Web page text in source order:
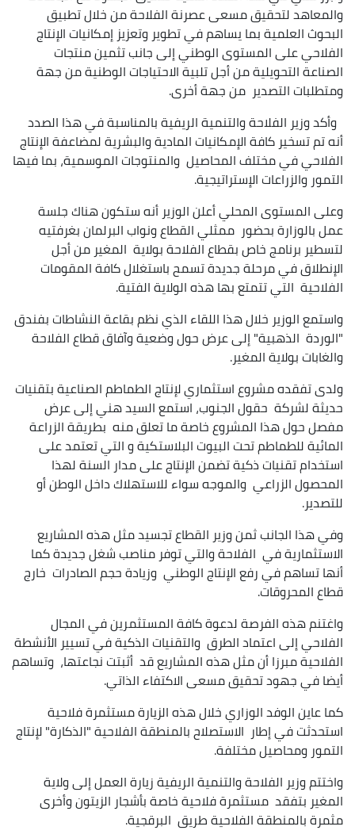
والمعاهد لتحقيق مسعى عصرنة الفلاحة من خلال تطبيق
البحوث العلمية بما يساهم في تطوير وتعزيز إمكانيات الإنتاج
الفلاحي على المستوى الوطني إلى جانب تثمين منتجات
الصناعة التحويلية من أجل تلبية الاحتياجات الوطنية من جهة
ومتطلبات التصدير من جهة أخرى.
وأكد وزير الفلاحة والتنمية الريفية بالمناسبة في هذا الصدد
أنه تم تسخير كافة الإمكانيات المادية والبشرية لمضاعفة الإنتاج
الفلاحي في مختلف المحاصيل والمنتوجات الموسمية، بما فيها
التمور والزراعات الإستراتيجية.
وعلى المستوى المحلي أعلن الوزير أنه ستكون هناك جلسة
عمل بالوزارة بحضور ممثلي القطاع ونواب البرلمان بغرفتيه
لتسطير برنامج خاص بقطاع الفلاحة بولاية المغير من أجل
الإنطلاق في مرحلة جديدة تسمح باستغلال كافة المقومات
الفلاحية التي تتمتع بها هذه الولاية الفتية.
واستمع الوزير خلال هذا اللقاء الذي نظم بقاعة النشاطات بفندق
"الوردة الذهبية" إلى عرض حول وضعية وآفاق قطاع الفلاحة
والغابات بولاية المغير.
ولدى تفقده مشروع استثماري لإنتاج الطماطم الصناعية بتقنيات
حديثة لشركة حقول الجنوب، استمع السيد هني إلى عرض
مفصل حول هذا المشروع خاصة ما تعلق منه بطريقة الزراعة
المائية للطماطم تحت البيوت البلاستكية و التي تعتمد على
استخدام تقنيات ذكية تضمن الإنتاج على مدار السنة لهذا
المحصول الزراعي والموجه سواء للاستهلاك داخل الوطن أو
للتصدير.
وفي هذا الجانب ثمن وزير القطاع تجسيد مثل هذه المشاريع
الاستثمارية في الفلاحة والتي توفر مناصب شغل جديدة كما
أنها تساهم في رفع الإنتاج الوطني وزيادة حجم الصادرات خارج
قطاع المحروقات.
واغتنم هذه الفرصة لدعوة كافة المستثمرين في المجال
الفلاحي إلى اعتماد الطرق والتقنيات الذكية في تسيير الأنشطة
الفلاحية مبرزا أن مثل هذه المشاريع قد أثبتت نجاعتها، وتساهم
أيضا في جهود تحقيق مسعى الاكتفاء الذاتي.
كما عاين الوفد الوزاري خلال هذه الزيارة مستثمرة فلاحية
استحدثت في إطار الاستصلاح بالمنطقة الفلاحية "الذكارة" لإنتاج
التمور ومحاصيل مختلفة.
واختتم وزير الفلاحة والتنمية الريفية زيارة العمل إلى ولاية
المغير بتفقد مستثمرة فلاحية خاصة بأشجار الزيتون وأخرى
مثمرة بالمنطقة الفلاحية طريق البرقجية.